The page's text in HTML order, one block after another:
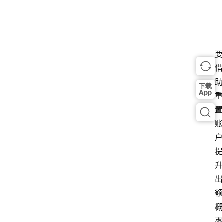
要
借
助
重
置
账
户
提
升
出
额
概
下载
App